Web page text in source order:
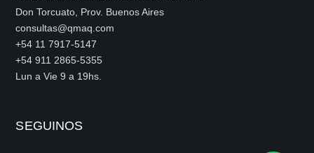
Don Torcuato, Prov. Buenos Aires
consultas@qmaq.com
+54 11 7917-5147
+54 911 2865-5355
Lun a Vie 9 a 19hs.
SEGUINOS